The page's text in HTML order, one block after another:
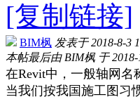
[复制链接]
BIM枫 发表于 2018-8-3
本帖最后由 BIM枫 于
在Revit中，一般轴网名
当我们按我国施工图习